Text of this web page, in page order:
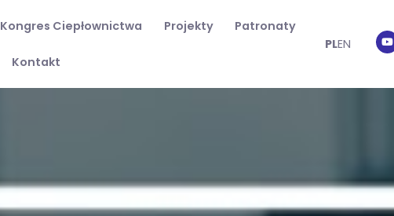
Kongres Ciepłownictwa Projekty Patronaty
Kontakt
PLEN